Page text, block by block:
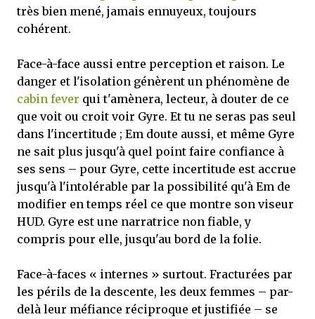
très bien mené, jamais ennuyeux, toujours
cohérent.
Face-à-face aussi entre perception et raison. Le
danger et l'isolation génèrent un phénomène de
cabin fever qui t'amènera, lecteur, à douter de ce
que voit ou croit voir Gyre. Et tu ne seras pas seul
dans l'incertitude ; Em doute aussi, et même Gyre
ne sait plus jusqu'à quel point faire confiance à
ses sens – pour Gyre, cette incertitude est accrue
jusqu'à l'intolérable par la possibilité qu'à Em de
modifier en temps réel ce que montre son viseur
HUD. Gyre est une narratrice non fiable, y
compris pour elle, jusqu'au bord de la folie.
Face-à-faces « internes » surtout. Fracturées par
les périls de la descente, les deux femmes – par-
delà leur méfiance réciproque et justifiée – se